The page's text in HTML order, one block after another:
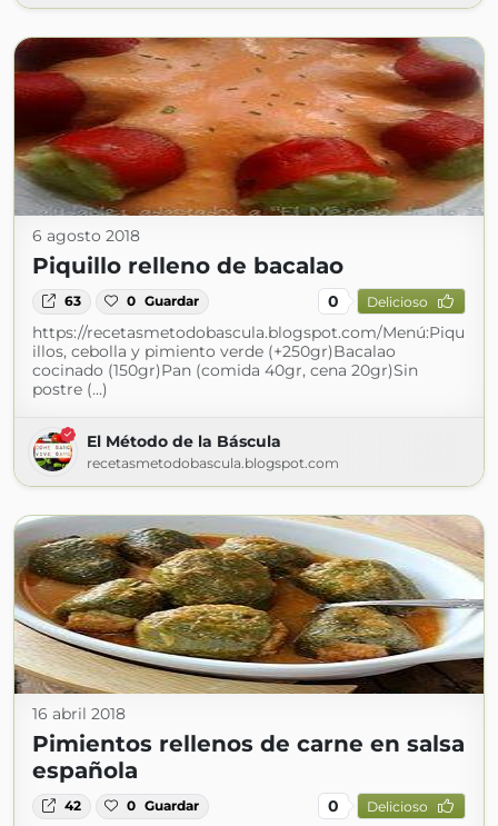
6 agosto 2018
Piquillo relleno de bacalao
63 0 Guardar 0 Delicioso
https://recetasmetodobascula.blogspot.com/Menú:Piqu
illos, cebolla y pimiento verde (+250gr)Bacalao
cocinado (150gr)Pan (comida 40gr, cena 20gr)Sin
postre (...)
El Método de la Báscula
recetasmetodobascula.blogspot.com
16 abril 2018
Pimientos rellenos de carne en salsa
española
42 0 Guardar 0 Delicioso